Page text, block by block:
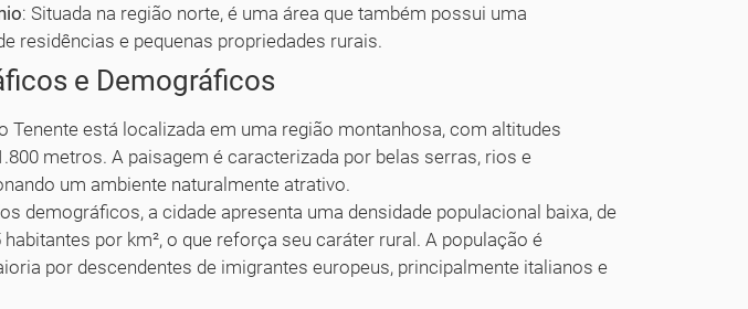
: Situada na região norte, é uma área que também possui uma
residências e pequenas propriedades rurais.
e Demográficos
Tenente está localizada em uma região montanhosa, com altitudes
metros. A paisagem é caracterizada por belas serras, rios e
um ambiente naturalmente atrativo.
demográficos, a cidade apresenta uma densidade populacional baixa, de
por km², o que reforça seu caráter rural. A população é
por descendentes de imigrantes europeus, principalmente italianos e